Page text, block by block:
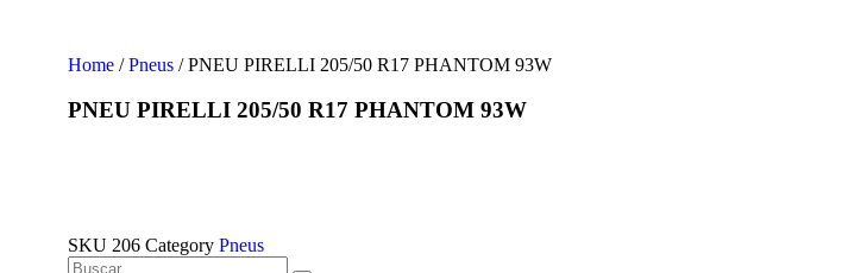
Home /Pneus / PNEU PIRELLI 205/50 R17 PHANTOM 93W
PNEU PIRELLI 205/50 R17 PHANTOM 93W
SKU 206 Category Pneus